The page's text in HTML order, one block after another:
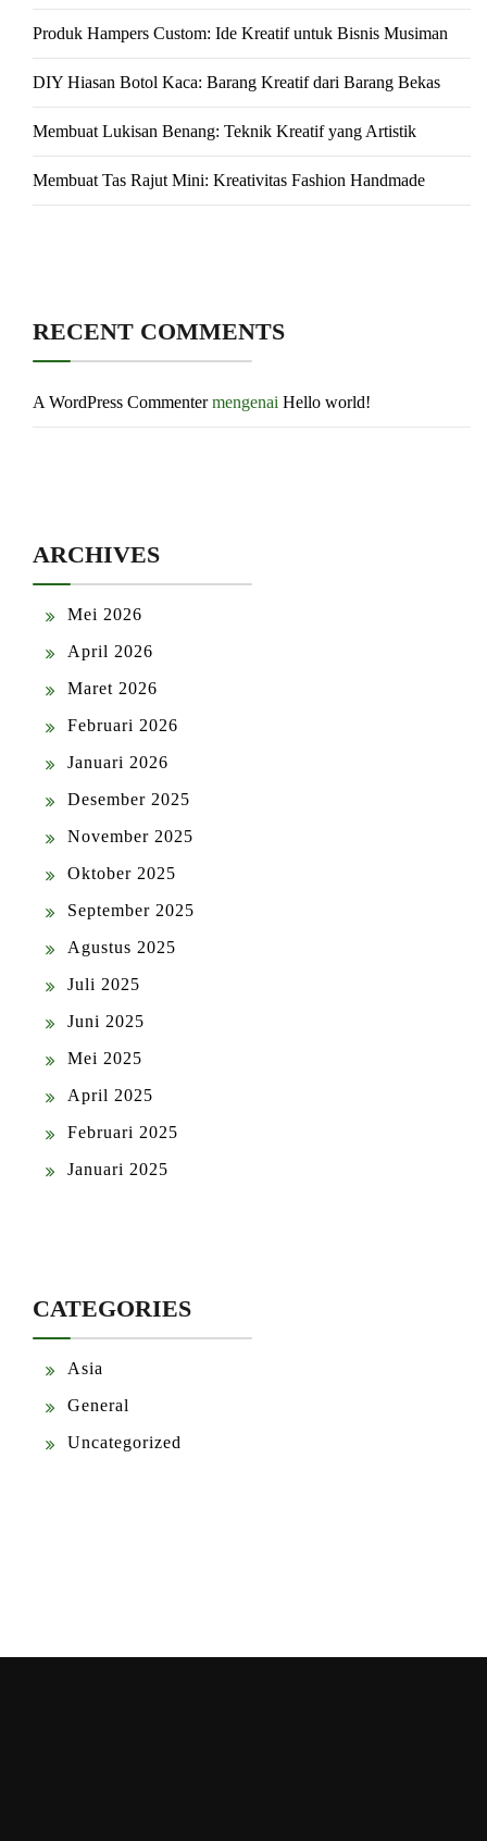
Produk Hampers Custom: Ide Kreatif untuk Bisnis Musiman
DIY Hiasan Botol Kaca: Barang Kreatif dari Barang Bekas
Membuat Lukisan Benang: Teknik Kreatif yang Artistik
Membuat Tas Rajut Mini: Kreativitas Fashion Handmade
RECENT COMMENTS
A WordPress Commentermengenai Hello world!
ARCHIVES
Mei 2026
April 2026
Maret 2026
Februari 2026
Januari 2026
Desember 2025
November 2025
Oktober 2025
September 2025
Agustus 2025
Juli 2025
Juni 2025
Mei 2025
April 2025
Februari 2025
Januari 2025
CATEGORIES
Asia
General
Uncategorized